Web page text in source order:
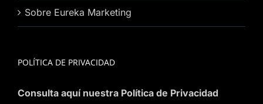
Sobre Eureka Marketing
POLÍTICA DE PRIVACIDAD
Consulta aquí nuestra Política de Privacidad